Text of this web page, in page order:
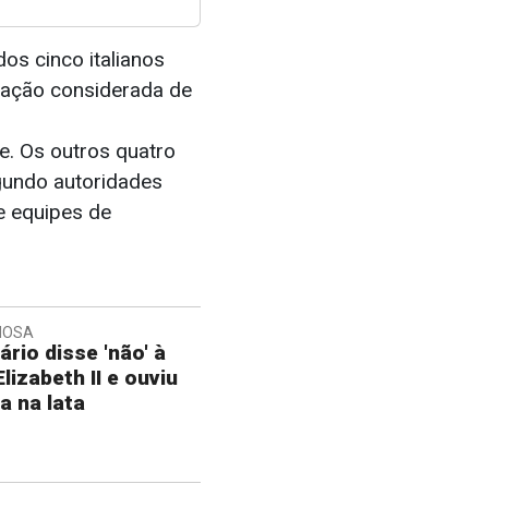
cinco italianos
considerada de
Os outros quatro
autoridades
equipes de
disse 'não' à
II e ouviu
na lata